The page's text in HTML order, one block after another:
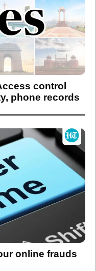
control
phone records
online frauds